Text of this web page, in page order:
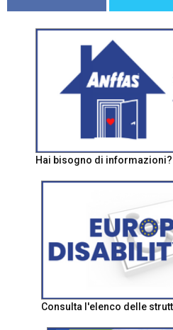
Hai bisogno di
Consulta l'elenco delle